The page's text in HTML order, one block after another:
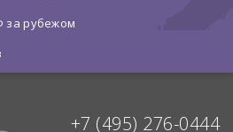
за рубежом
+7 (495) 276-0444